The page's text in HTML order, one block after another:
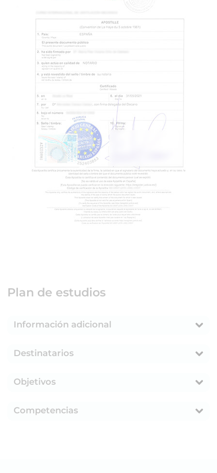
Plan de estudios
Información adicional
Destinatarios
Objetivos
Competencias